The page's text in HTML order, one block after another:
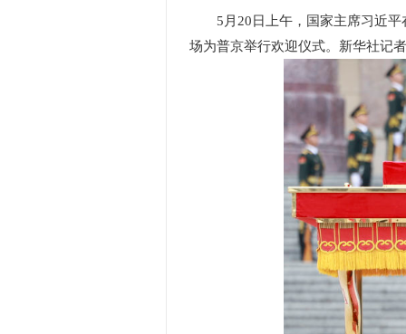
5月20日上午，国家主席习近
场为普京举行欢迎仪式。新华社记